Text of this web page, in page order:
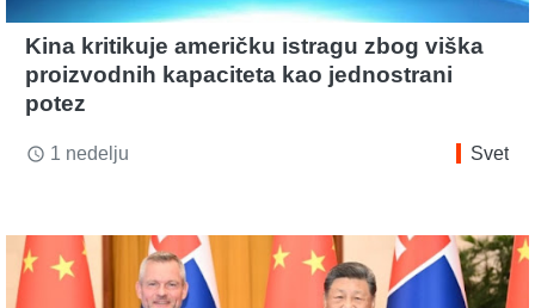
Kina kritikuje američku istragu zbog viška
proizvodnih kapaciteta kao jednostrani
potez
access_time 1 nedelju Svet